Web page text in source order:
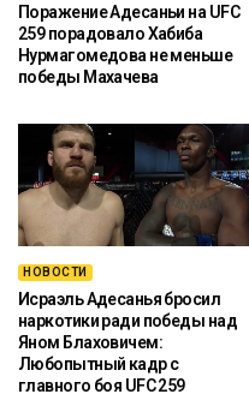
Поражение Адесаньи на UFC
259 порадовало Хабиба
Нурмагомедова не меньше
победы Махачева
НОВОСТИ
Исраэль Адесанья бросил
наркотики ради победы над
Яном Блаховичем:
Любопытный кадр с
главного боя UFC 259